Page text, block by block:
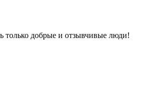
только добрые и отзывчивые люди!